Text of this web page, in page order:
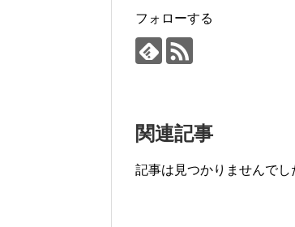
フォローする
関連記事
記事は見つかりませんでし